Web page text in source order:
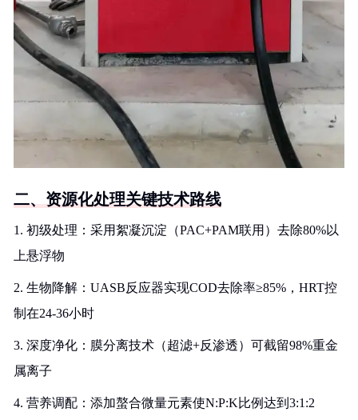
二、资源化处理关键技术路线
1. 初级处理：采用絮凝沉淀（PAC+PAM联用）去除80%以
上悬浮物
2. 生物降解：UASB反应器实现COD去除率≥85%，HRT控
制在24-36小时
3. 深度净化：膜分离技术（超滤+反渗透）可截留98%重金
属离子
4. 营养调配：添加螯合微量元素使N:P:K比例达到3:1:2